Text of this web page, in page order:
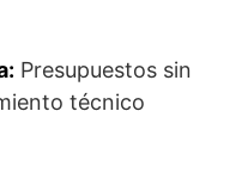
Presupuestos sin
técnico